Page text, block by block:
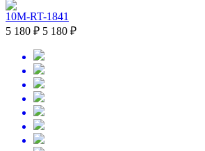
10M-RT-1841
5 180 ₽ 5 180 ₽